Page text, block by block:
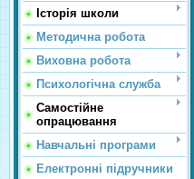
Історія школи
Методична робота
Виховна робота
Психологічна служба
Самостійне
опрацювання
Навчальні програми
Електронні підручники